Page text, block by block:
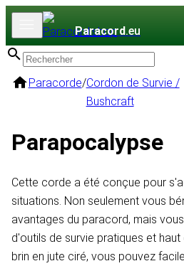
Paracord.eu
Paracorde/Cordon de Survie /
Bushcraft
Parapocalypse
Cette corde a été conçue pour
situations. Non seulement vous
avantages du paracord, mais
d'outils de survie pratiques et
brin en jute ciré, vous pouvez